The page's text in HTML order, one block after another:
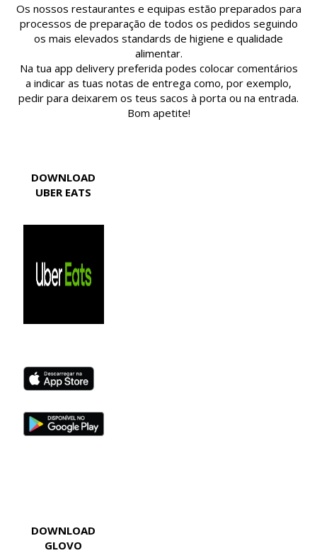
Os nossos restaurantes e equipas estão preparados para
processos de preparação de todos os pedidos seguindo
os mais elevados standards de higiene e qualidade
alimentar.
Na tua app delivery preferida podes colocar comentários
a indicar as tuas notas de entrega como, por exemplo,
pedir para deixarem os teus sacos à porta ou na entrada.
Bom apetite!
DOWNLOAD
UBER EATS
DOWNLOAD
GLOVO